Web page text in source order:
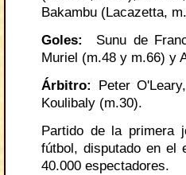
Bakambu (Lacazetta,
Goles:
Sunu de
Muriel (m.48 y m.66) y
Árbitro:
Peter
Koulibaly (m.30).
Partido de la primera
fútbol, disputado en el
40.000 espectadores.